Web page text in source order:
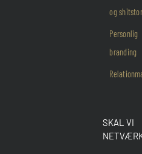
og
Personlig
branding
SKAL VI